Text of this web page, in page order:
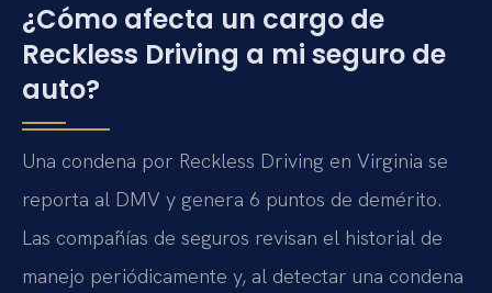
¿Cómo afecta un cargo de
Reckless Driving a mi seguro de
auto?
Una condena por Reckless Driving en Virginia se
reporta al DMV y genera 6 puntos de demérito.
Las compañías de seguros revisan el historial de
manejo periódicamente y, al detectar una condena